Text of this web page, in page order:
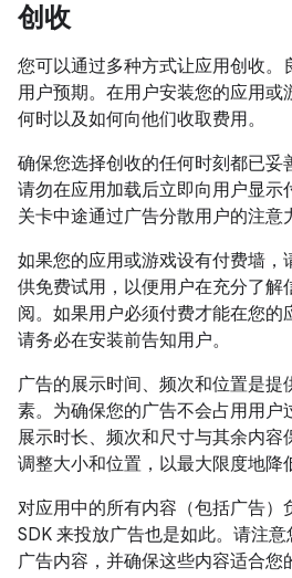
创收
您可以通过多种方式让应用创收。
用户预期。在用户安装您的应用或
何时以及如何向他们收取费用。
确保您选择创收的任何时刻都已妥
请勿在应用加载后立即向用户显示
关卡中途通过广告分散用户的注意
如果您的应用或游戏设有付费墙，
供免费试用，以便用户在充分了解
阅。如果用户必须付费才能在您的
请务必在安装前告知用户。
广告的展示时间、频次和位置是提
素。为确保您的广告不会占用用户
展示时长、频次和尺寸与其余内容
调整大小和位置，以最大限度地降
对应用中的所有内容（包括广告）
SDK 来投放广告也是如此。请注
广告内容，并确保这些内容适合您